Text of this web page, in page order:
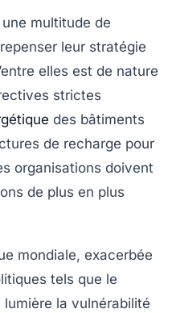
multitude de
leur stratégie
elles est de nature
strictes
des bâtiments
de recharge pour
organisations doivent
de plus en plus
mondiale, exacerbée
tels que le
la vulnérabilité